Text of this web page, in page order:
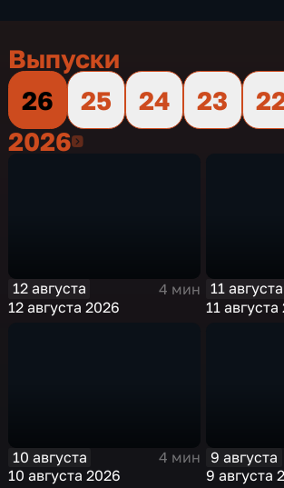
Выпуски
26
25 24 23
20262026
12 августа
4 мин
12 августа 2026
11 августа
11
10 августа
4 мин
10 августа 2026
9 августа
9 августа